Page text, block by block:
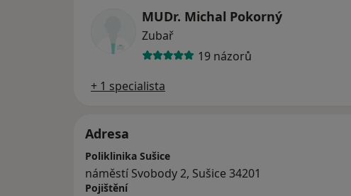
MUDr. Michal Pokorný
Zubař
19 názorů
+ 1 specialista
Adresa
Poliklinika Sušice
náměstí Svobody 2, Sušice 34201
Pojištění